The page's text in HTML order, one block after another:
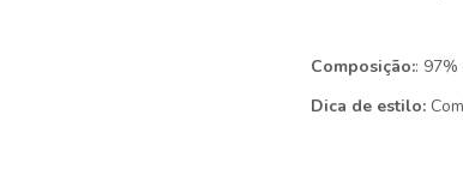
Composição::
Dica de estilo: